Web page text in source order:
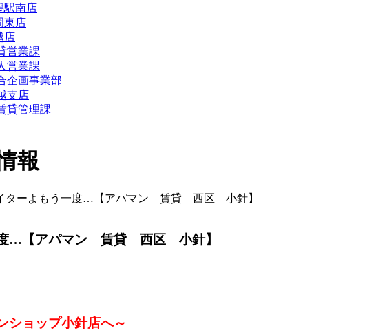
駅南店
東店
店
営業課
営業課
企画事業部
支店
貸管理課
報
ターよもう一度…【アパマン 賃貸 西区 小針】
度…【アパマン 賃貸 西区 小針】
ョップ小針店へ～